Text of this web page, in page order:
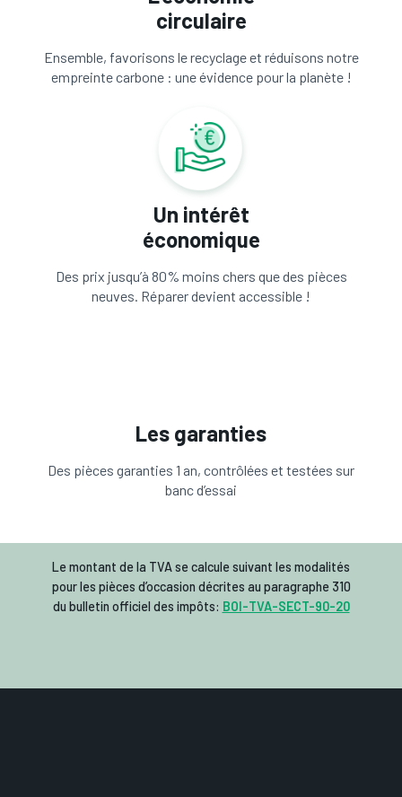
circulaire
Ensemble, favorisons le recyclage et réduisons notre
empreinte carbone : une évidence pour la planète !
Un intérêt
économique
Des prix jusqu’à 80% moins chers que des pièces
neuves. Réparer devient accessible !
Les garanties
Des pièces garanties 1 an, contrôlées et testées sur
banc d’essai
Le montant de la TVA se calcule suivant les modalités
pour les pièces d’occasion décrites au paragraphe 310
du bulletin officiel des impôts: BOI-TVA-SECT-90-20